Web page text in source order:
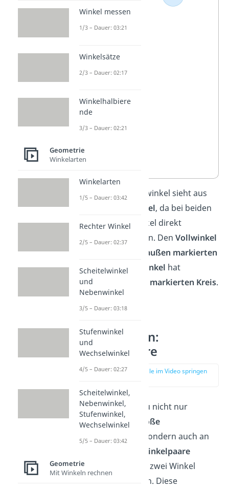
entsteht,
wenn der
endet, wo er
angefangen
entspricht
einem
ganzen
Wichtig:Ein Vollwinkel sieht aus
wie ein Nullwinkel, da bei beiden
die Winkelschenkel direkt
aufeinanderliegen. Den Vollwinkel
außen markierten
Kreis. DerNullwinkel hat
hingegen
keinen markierten Kreis.
Winkelarten:
Winkelpaare
zur Stelle im Video springen
Winkelkannst du nicht nur
anhand ihrer
Größe
unterscheiden
, sondern auch an
Winkelpaare
beschreiben, wie zwei Winkel
zueinander liegen. Diese
Winkel messen
1/3 – Dauer: 03:21
Winkelsätze
2/3 – Dauer: 02:17
Winkelhalbiere
nde
3/3 – Dauer: 02:21
Geometrie
Winkelarten
Winkelarten
1/5 – Dauer: 03:42
Rechter Winkel
2/5 – Dauer: 02:37
Scheitelwinkel
und
Nebenwinkel
3/5 – Dauer: 03:18
Stufenwinkel
und
Wechselwinkel
4/5 – Dauer: 02:27
Scheitelwinkel,
Nebenwinkel,
Stufenwinkel,
Wechselwinkel
5/5 – Dauer: 03:42
Geometrie
Mit Winkeln rechnen